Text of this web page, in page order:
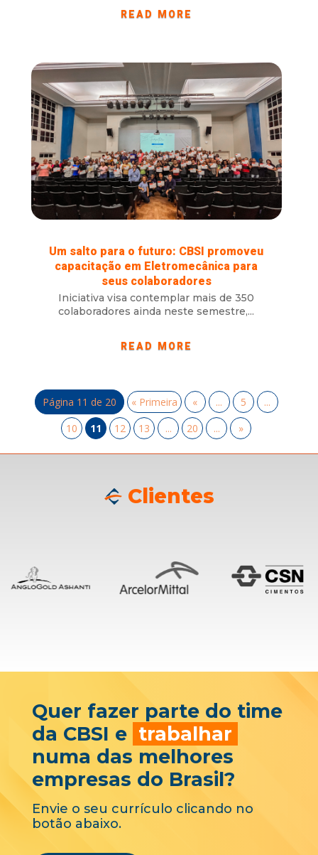
READ MORE
Um salto para o futuro: CBSI promoveu
capacitação em Eletromecânica para
seus colaboradores
Iniciativa visa contemplar mais de 350
colaboradores ainda neste semestre,...
READ MORE
Página 11 de 20 « Primeira « ... 5
...
10
11 12 13 ... 20 ... »
Clientes
Quer fazer parte do time
da CBSI e trabalhar
numa das melhores
empresas do Brasil?
Envie o seu currículo clicando no
botão abaixo.